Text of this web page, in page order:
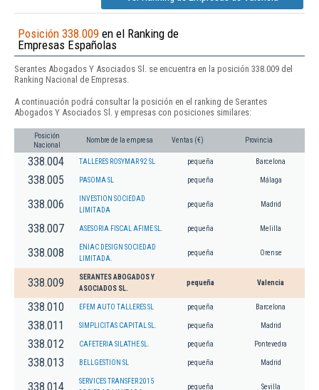
Posición 338.009 en el Ranking de
Empresas Españolas
Serantes Abogados Y Asociados Sl. se encuentra en la posición 338.009 del
Ranking Nacional de Empresas.
A continuación podrá consultar la posición en el ranking de Serantes
Abogados Y Asociados Sl. y empresas con posiciones similares:
Posición
Nacional
Nombre de la empresa Ventas (€) Provincia
338.004 TALLERES ROSYMAR 92 SL pequeña Barcelona
338.005 PASOMA SL pequeña Málaga
338.006
INVESTION SOCIEDAD
LIMITADA
pequeña Madrid
338.007 ASESORIA FISCAL AFIME SL. pequeña Melilla
338.008
ENIAC DESIGN SOCIEDAD
LIMITADA.
pequeña Orense
338.009
SERANTES ABOGADOS Y
ASOCIADOS SL.
pequeña Valencia
338.010 EFEM AUTO TALLERES SL pequeña Barcelona
338.011 SIMPLICITAS CAPITAL SL. pequeña Madrid
338.012 CAFETERIA SILATHE SL. pequeña Pontevedra
338.013 BELLGESTION SL pequeña Madrid
338.014
SERVICES TRANSFER 2015
pequeña Sevilla